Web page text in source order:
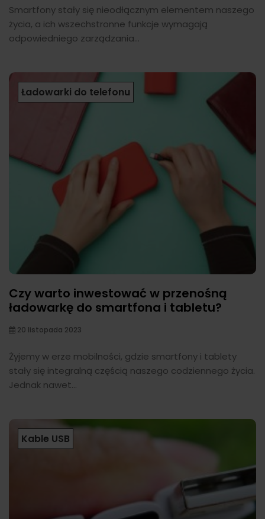
Smartfony stały się nieodłącznym elementem naszego
życia, a ich wszechstronne funkcje wymagają
odpowiedniego zarządzania...
Ładowarki do telefonu
Czy warto inwestować w przenośną
ładowarkę do smartfona i tabletu?
20 listopada 2023
Żyjemy w erze mobilności, gdzie smartfony i tablety
stały się integralną częścią naszego codziennego życia.
Jednak nawet...
Kable USB